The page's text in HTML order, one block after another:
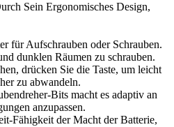
Sein Ergonomisches Design,
für Aufschrauben oder Schrauben.
dunklen Räumen zu schrauben.
drücken Sie die Taste, um leicht
zu abwandeln.
Bits macht es adaptiv an
anzupassen.
Fähigkeit der Macht der Batterie,